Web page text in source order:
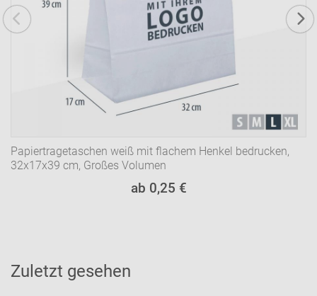
Papiertragetaschen weiß mit flachem Henkel bedrucken,
32x17x39 cm, Großes Volumen
ab 0,25 €
Zuletzt gesehen